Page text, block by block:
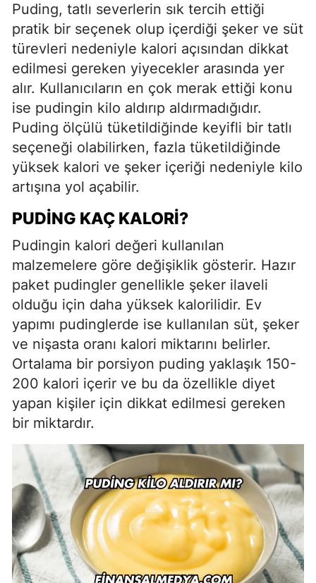
Puding, tatlı severlerin sık tercih ettiği
pratik bir seçenek olup içerdiği şeker ve süt
türevleri nedeniyle kalori açısından dikkat
edilmesi gereken yiyecekler arasında yer
alır. Kullanıcıların en çok merak ettiği konu
ise pudingin kilo aldırıp aldırmadığıdır.
Puding ölçülü tüketildiğinde keyifli bir tatlı
seçeneği olabilirken, fazla tüketildiğinde
yüksek kalori ve şeker içeriği nedeniyle kilo
artışına yol açabilir.
PUDING KAÇ KALORI?
Pudingin kalori değeri kullanılan
malzemelere göre değişiklik gösterir. Hazır
paket pudingler genellikle şeker ilaveli
olduğu için daha yüksek kalorilidir. Ev
yapımı pudinglerde ise kullanılan süt, şeker
ve nişasta oranı kalori miktarını belirler.
Ortalama bir porsiyon puding yaklaşık 150-
200 kalori içerir ve bu da özellikle diyet
yapan kişiler için dikkat edilmesi gereken
bir miktardır.